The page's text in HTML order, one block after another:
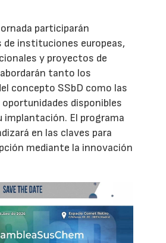
participarán
instituciones europeas,
y proyectos de
tanto los
concepto SSbD como las
disponibles
implantación. El programa
en las claves para
mediante la innovación